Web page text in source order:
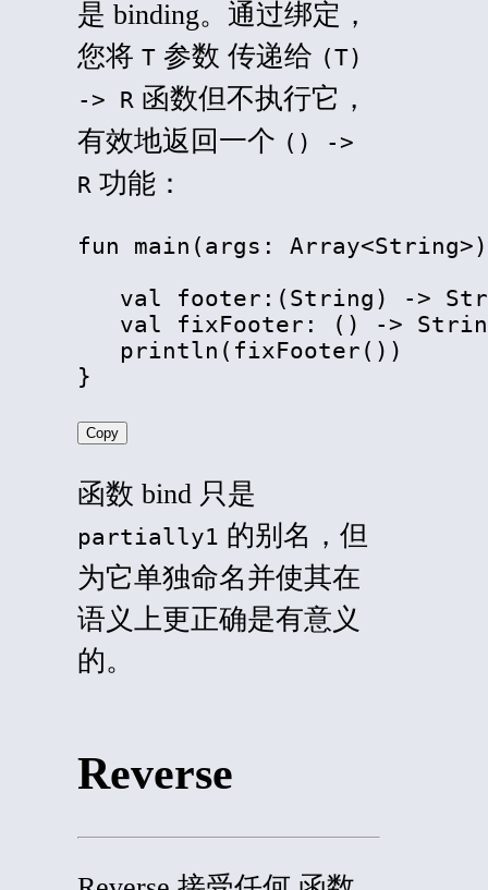
是 binding。通过绑定，
您将 T 参数 传递给 (T)
-> R 函数但不执行它，
有效地返回一个 () ->
R 功能：
fun main(args: Array<String>
val footer:(String) ->
val fixFooter: () ->
   println(fixFooter())
}
Copy
函数 bind 只是
partially1 的别名，但
为它单独命名并使其在
语义上更正确是有意义
的。
Reverse